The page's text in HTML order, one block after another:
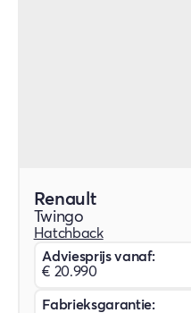
Renault
Twingo
Hatchback
Adviesprijs vanaf:
€ 20.990
Fabrieksgarantie: